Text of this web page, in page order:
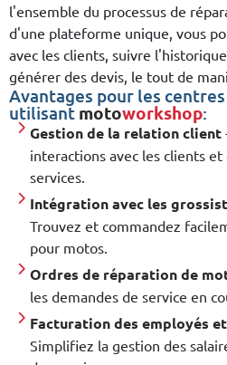
l'ensemble du processus de
d'une plateforme unique, vous
avec les clients, suivre
générer des devis, le tout de
Avantages pour les
utilisant motoworkshop:
Gestion de la relation client
interactions avec les clients
services.
Intégration avec les
Trouvez et commandez
pour motos.
Ordres de réparation de
les demandes de service en
Facturation des employés
Simplifiez la gestion des